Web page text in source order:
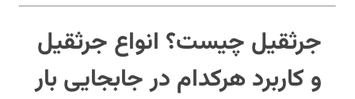
جرثقیل چیست؟ انواع جرثقیل
و کاربرد هرکدام در جابجایی بار